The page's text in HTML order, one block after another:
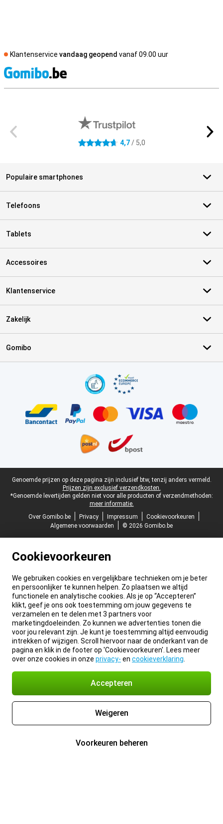
Klantenservice vandaag geopend vanaf 09.00 uur
4.7 sterren 4,7/ 5,0
Populaire smartphones
Telefoons
Tablets
Accessoires
Klantenservice
Zakelijk
Gomibo
Juridische voettekst
Genoemde prijzen op deze pagina zijn inclusief btw, tenzij anders vermeld.
Prijzen zijn exclusief verzendkosten.
*Genoemde levertijden gelden niet voor alle producten of verzendmethoden:
meer informatie.
Over Gomibo.be
Privacy Impressum
Cookievoorkeuren
Algemene voorwaarden
© 2026 Gomibo.be
Cookievoorkeuren
We gebruiken cookies en vergelijkbare technieken om je beter
en persoonlijker te kunnen helpen. Zo plaatsen we altijd
functionele en analytische cookies. Als je op “Accepteren”
klikt, geef je ons ook toestemming om jouw gegevens te
verzamelen en te delen met 3 partners voor
marketingdoeleinden. Zo kunnen we advertenties tonen die
voor jou relevant zijn. Je kunt je toestemming altijd eenvoudig
intrekken of wijzigen. Scroll hiervoor naar de onderkant van de
pagina en klik in de footer op 'Cookievoorkeuren'. Lees meer
over onze cookies in onze privacy- en cookieverklaring
Accepteren
Weigeren
Voorkeuren beheren